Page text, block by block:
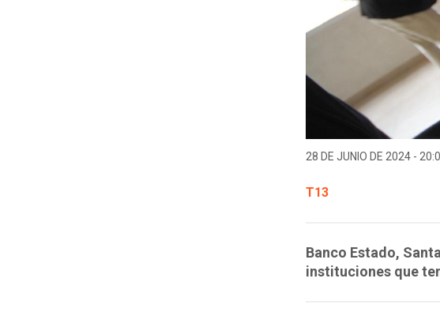
28 DE JUNIO DE 2024 -
T13
Banco Estado,
instituciones que